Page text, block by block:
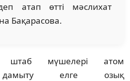
атап өтті мәслихат
Бақарасова.
штаб мүшелері атом
дамыту елге озық